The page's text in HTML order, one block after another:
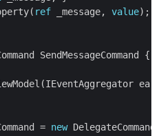
ref _message, value
SendMessageCommand {
=
new